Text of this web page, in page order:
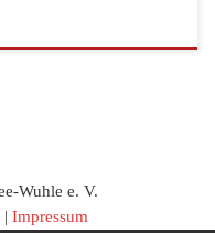
| Impressum